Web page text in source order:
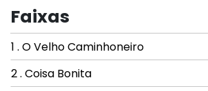
Faixas
1 . O Velho Caminhoneiro
2 . Coisa Bonita